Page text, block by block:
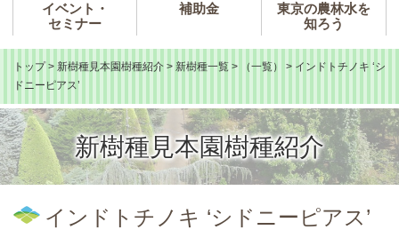
イベント・
セミナー
補助金
東京の農林水を
知ろう
トップ > 新樹種見本園樹種紹介 > 新樹種一覧 > （一覧） > インドトチノキ ‘シ
ドニーピアス’
新樹種見本園樹種紹介
文
インドトチノキ ‘シドニーピアス’